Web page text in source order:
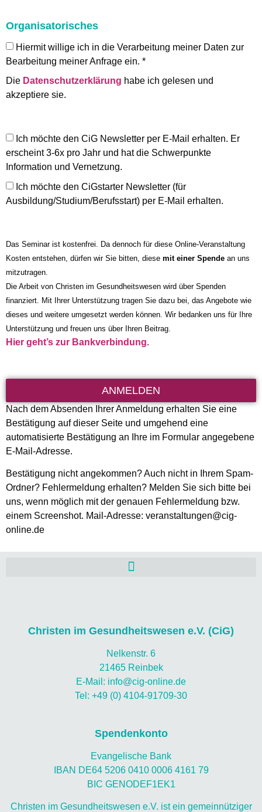
Organisatorisches
Hiermit willige ich in die Verarbeitung meiner Daten zur
Bearbeitung meiner Anfrage ein. *
Die Datenschutzerklärung habe ich gelesen und
akzeptiere sie.
Ich möchte den CiG Newsletter per E-Mail erhalten. Er
erscheint 3-6x pro Jahr und hat die Schwerpunkte
Information und Vernetzung.
Ich möchte den CiGstarter Newsletter (für
Ausbildung/Studium/Berufsstart) per E-Mail erhalten.
Das Seminar ist kostenfrei. Da dennoch für diese Online-Veranstaltung
Kosten entstehen, dürfen wir Sie bitten, diese mit einer Spende an uns
mitzutragen.
Die Arbeit von Christen im Gesundheitswesen wird über Spenden
finanziert. Mit Ihrer Unterstützung tragen Sie dazu bei, das Angebote wie
dieses und weitere umgesetzt werden können. Wir bedanken uns für Ihre
Unterstützung und freuen uns über Ihren Beitrag.
Hier geht’s zur Bankverbindung.
ANMELDEN
Nach dem Absenden Ihrer Anmeldung erhalten Sie eine
Bestätigung auf dieser Seite und umgehend eine
automatisierte Bestätigung an Ihre im Formular angegebene
E-Mail-Adresse.
Bestätigung nicht angekommen? Auch nicht in Ihrem Spam-
Ordner? Fehlermeldung erhalten? Melden Sie sich bitte bei
uns, wenn möglich mit der genauen Fehlermeldung bzw.
einem Screenshot. Mail-Adresse: veranstaltungen@cig-
online.de
Christen im Gesundheitswesen e.V. (CiG)
Nelkenstr. 6
21465 Reinbek
E-Mail: info@cig-online.de
Tel: +49 (0) 4104-91709-30
Spendenkonto
Evangelische Bank
IBAN DE64 5206 0410 0006 4161 79
BIC GENODEF1EK1
Christen im Gesundheitswesen e.V. ist ein gemeinnütziger